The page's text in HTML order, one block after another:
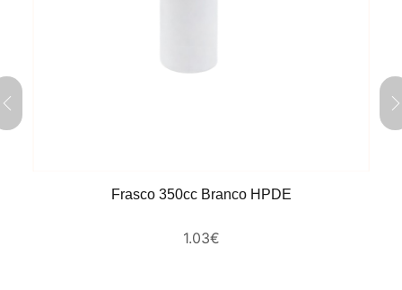
Frasco 350cc Branco HPDE
1.03€